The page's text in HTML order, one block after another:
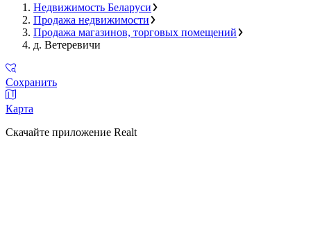
Недвижимость Беларуси
Продажа недвижимости
Продажа магазинов, торговых помещений
д. Ветеревичи
Сохранить
Карта
Скачайте приложение Realt